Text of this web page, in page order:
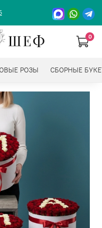
0
РОЗЫ СБОРНЫЕ